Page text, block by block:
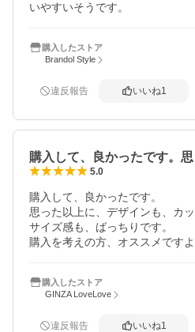
いやすいそうです。
購入したストア
Brandol Style
違反報告 いいね1
購入して、良かったです。
5.0
購入して、良かったです。
思った以上に、デザインも、カ
サイズ感も、ばっちりです。
購入を考えの方、オススメです
購入したストア
GINZA LoveLove
違反報告 いいね1